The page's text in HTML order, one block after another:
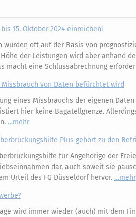
15. Oktober 2024 einreichen!
wurden oft auf der Basis von
der Leistungen wird aber anhand
macht eine Schlussabrechnung
von Daten befürchtet wird
eines Missbrauchs der eigenen
hier keine Bagatellgrenze.
mehr
Plus gehört zu den
für Angehörige der
dar, auch soweit sie
Urteil des FG Düsseldorf hervor.
mehr
wird immer wieder (auch) mit dem